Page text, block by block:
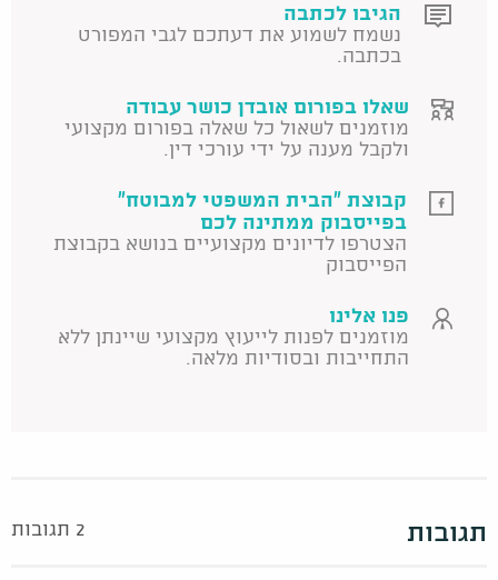
הגיבו לכתבה
נשמח לשמוע את דעתכם לגבי המפורט
בכתבה.
שאלו בפורום אובדן כושר עבודה
מוזמנים לשאול כל שאלה בפורום מקצועי
ולקבל מענה על ידי עורכי דין.
קבוצת "הבית המשפטי למבוטח"
בפייסבוק ממתינה לכם
הצטרפו לדיונים מקצועיים בנושא בקבוצת
הפייסבוק
פנו אלינו
מוזמנים לפנות לייעוץ מקצועי שיינתן ללא
התחייבות ובסודיות מלאה.
תגובות 2 תגובות